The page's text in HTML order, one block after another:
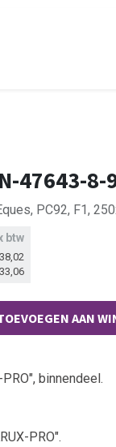
47643-8-
PC92, F1,
btw
38,02
33,06
AAN
binnendeel.
PRO".